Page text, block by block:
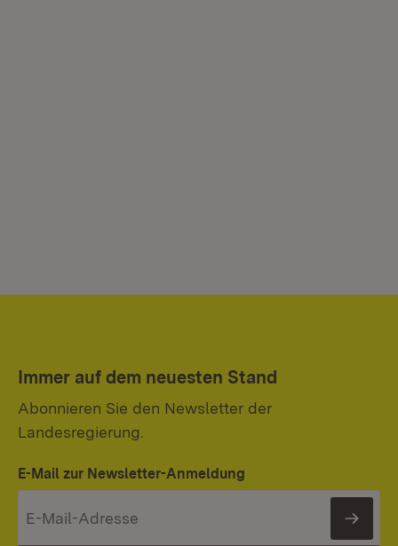
Immer auf dem neuesten Stand
Abonnieren Sie den Newsletter der
Landesregierung.
E-Mail zur Newsletter-Anmeldung